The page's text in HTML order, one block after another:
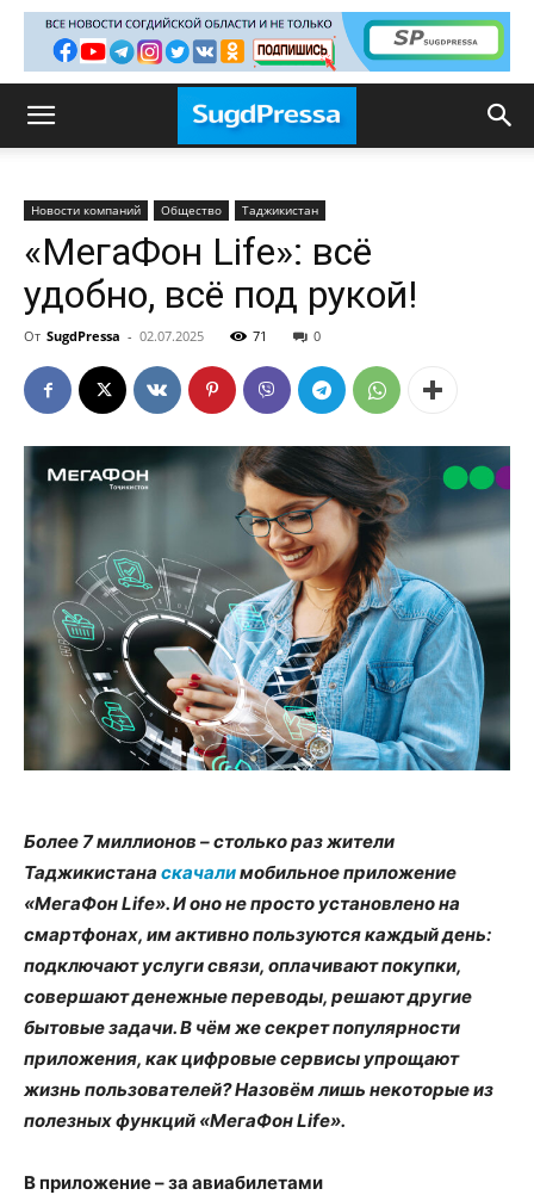
Новости компаний Общество Таджикистан
«МегаФон Life»: всё
удобно, всё под рукой!
От SugdPressa - 02.07.2025 71 0
Более 7миллионов – столько раз жители
Таджикистана скачалимобильное приложение
«МегаФон Life». И оно не просто установлено на
смартфонах, им активно пользуются каждый день:
подключают услуги связи, оплачивают покупки,
совершают денежные переводы, решают другие
бытовые задачи. В чём же секрет популярности
приложения, как цифровые сервисы упрощают
жизнь пользователей? Назовём лишь некоторые из
полезных функций «МегаФон Life».
В приложение – за авиабилетами